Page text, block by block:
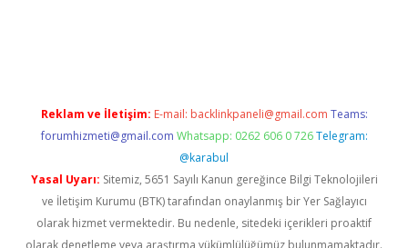
Reklam ve İletişim: E-mail: backlinkpaneli@gmail.com Teams:
forumhizmeti@gmail.com Whatsapp: 0262 606 0 726 Telegram:
@karabul
Yasal Uyarı: Sitemiz, 5651 Sayılı Kanun gereğince Bilgi Teknolojileri
ve İletişim Kurumu (BTK) tarafından onaylanmış bir Yer Sağlayıcı
olarak hizmet vermektedir. Bu nedenle, sitedeki içerikleri proaktif
olarak denetleme veya araştırma yükümlülüğümüz bulunmamaktadır.